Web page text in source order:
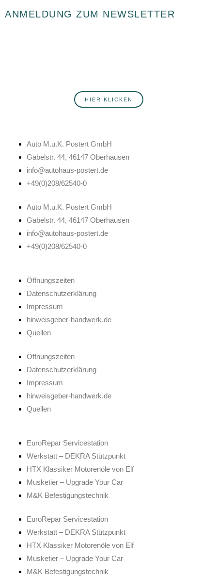
ANMELDUNG ZUM NEWSLETTER
HIER KLICKEN
Auto M.u.K. Postert GmbH
Gabelstr. 44, 46147 Oberhausen
info@autohaus-postert.de
+49(0)208/62540-0
Auto M.u.K. Postert GmbH
Gabelstr. 44, 46147 Oberhausen
info@autohaus-postert.de
+49(0)208/62540-0
Öffnungszeiten
Datenschutzerklärung
Impressum
hinweisgeber-handwerk.de
Quellen
Öffnungszeiten
Datenschutzerklärung
Impressum
hinweisgeber-handwerk.de
Quellen
EuroRepar Servicestation
Werkstatt – DEKRA Stützpunkt
HTX Klassiker Motorenöle von Elf
Musketier – Upgrade Your Car
M&K Befestigungstechnik
EuroRepar Servicestation
Werkstatt – DEKRA Stützpunkt
HTX Klassiker Motorenöle von Elf
Musketier – Upgrade Your Car
M&K Befestigungstechnik